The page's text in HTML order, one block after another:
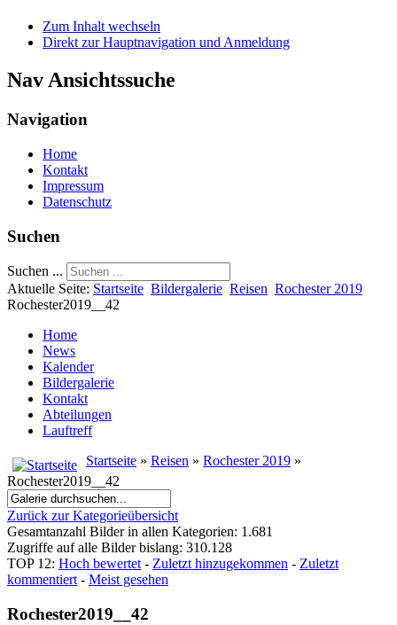
Zum Inhalt wechseln
Direkt zur Hauptnavigation und Anmeldung
Nav Ansichtssuche
Navigation
Home
Kontakt
Impressum
Datenschutz
Suchen
Suchen ...
Aktuelle Seite: Startseite Bildergalerie Reisen Rochester 2019
Rochester2019__42
Home
News
Kalender
Bildergalerie
Kontakt
Abteilungen
Lauftreff
Startseite » Reisen » Rochester 2019 »
Rochester2019__42
Zurück zur Kategorieübersicht
Gesamtanzahl Bilder in allen Kategorien: 1.681
Zugriffe auf alle Bilder bislang: 310.128
TOP 12: Hoch bewertet- Zuletzt hinzugekommen - Zuletzt
kommentiert- Meist gesehen
Rochester2019__42